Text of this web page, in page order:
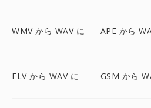
WMV から WAV に APE から
FLV から WAV に GSM から